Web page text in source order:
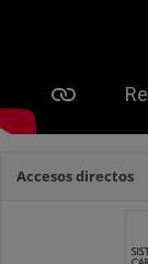
Accesos directos